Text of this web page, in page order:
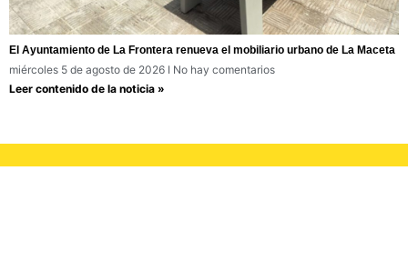
El Ayuntamiento de La Frontera renueva el mobiliario urbano de La Maceta
miércoles 5 de agosto de 2026
No hay comentarios
Leer contenido de la noticia »